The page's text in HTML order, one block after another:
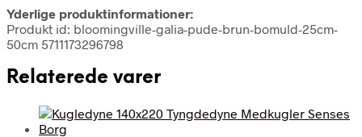
Yderlige produktinformationer:
Produkt id: bloomingville-galia-pude-brun-bomuld-25cm-
50cm 5711173296798
Relaterede varer